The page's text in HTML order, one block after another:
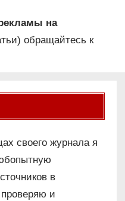
на
обращайтесь к
своего журнала я
в
и